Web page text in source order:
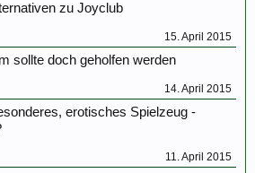
zu Joyclub
15. April 2015
sollte doch geholfen werden
14. April 2015
erotisches Spielzeug -
11. April 2015